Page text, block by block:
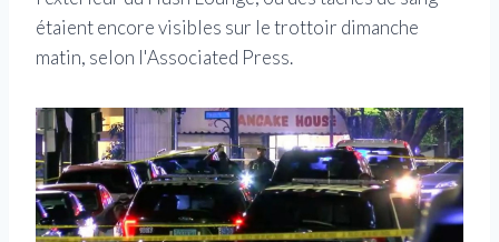
étaient encore visibles sur le trottoir dimanche
matin, selon l'Associated Press.